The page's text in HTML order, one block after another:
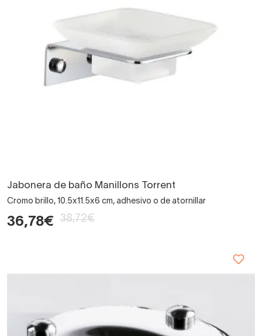
Jabonera de baño Manillons Torrent
Cromo brillo, 10.5x11.5x6 cm, adhesivo o de atornillar
36,78€ 38,72€